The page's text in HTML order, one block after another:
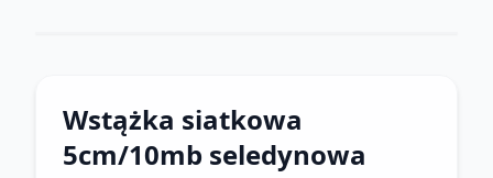
Wstążka siatkowa
5cm/10mb seledynowa